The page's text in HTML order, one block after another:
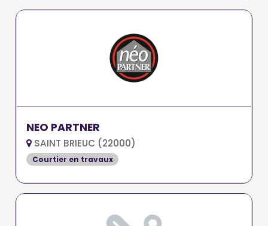
NEO PARTNER
SAINT BRIEUC (22000)
Courtier en travaux